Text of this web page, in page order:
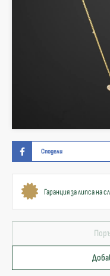
Сподели
Гаранция за липса на